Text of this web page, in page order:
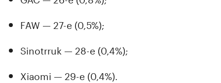
FAW — 27-е (0,5%);
Sinotrruk — 28-е (0,4%);
Xiaomi — 29-е (0,4%).